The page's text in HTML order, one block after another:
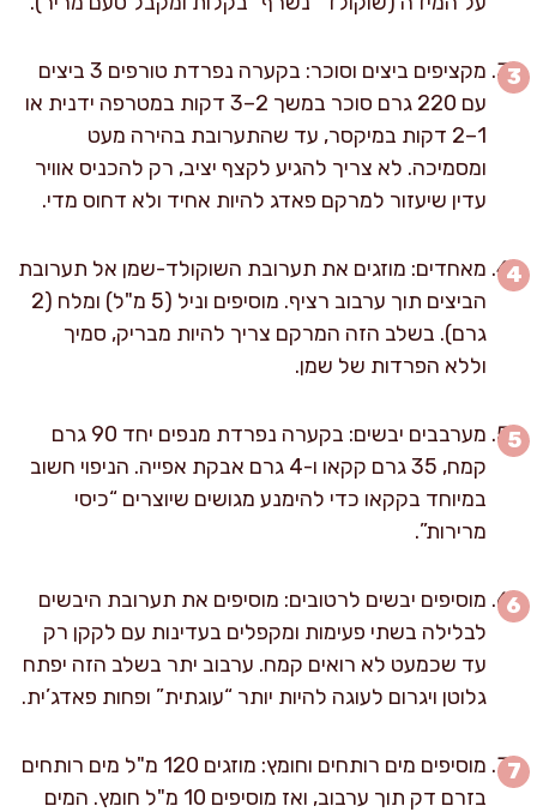
מקציפים ביצים וסוכר: בקערה נפרדת טורפים 3 ביצים
עם 220 גרם סוכר במשך 2–3 דקות במטרפה ידנית או
1–2 דקות במיקסר, עד שהתערובת בהירה מעט
ומסמיכה. לא צריך להגיע לקצף יציב, רק להכניס אוויר
עדין שיעזור למרקם פאדג להיות אחיד ולא דחוס מדי.
מאחדים: מוזגים את תערובת השוקולד-שמן אל תערובת
הביצים תוך ערבוב רציף. מוסיפים וניל (5 מ"ל) ומלח (2
גרם). בשלב הזה המרקם צריך להיות מבריק, סמיך
וללא הפרדות של שמן.
מערבבים יבשים: בקערה נפרדת מנפים יחד 90 גרם
קמח, 35 גרם קקאו ו-4 גרם אבקת אפייה. הניפוי חשוב
במיוחד בקקאו כדי להימנע מגושים שיוצרים “כיסי
מרירות”.
מוסיפים יבשים לרטובים: מוסיפים את תערובת היבשים
לבלילה בשתי פעימות ומקפלים בעדינות עם לקקן רק
עד שכמעט לא רואים קמח. ערבוב יתר בשלב הזה יפתח
גלוטן ויגרום לעוגה להיות יותר “עוגתית” ופחות פאדג’ית.
מוסיפים מים רותחים וחומץ: מוזגים 120 מ"ל מים רותחים
בזרם דק תוך ערבוב, ואז מוסיפים 10 מ"ל חומץ. המים